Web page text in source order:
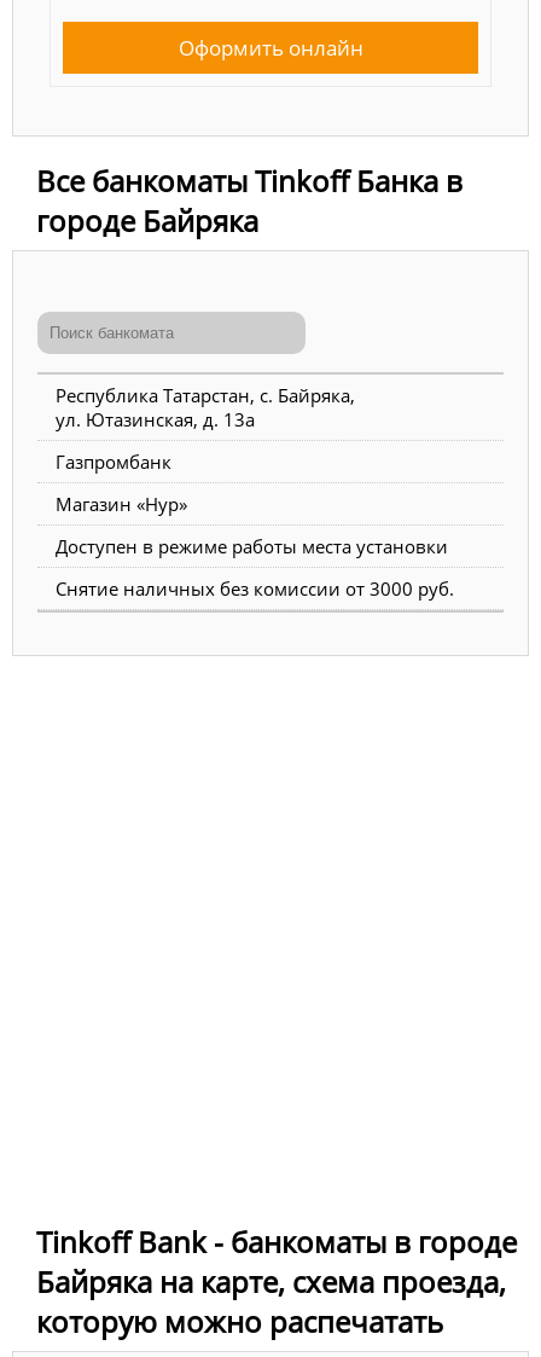
Оформить онлайн
Все банкоматы Tinkoff Банка в
городе Байряка
Республика Татарстан, с. Байряка,
ул. Ютазинская, д. 13а
Газпромбанк
Магазин «Нур»
Доступен в режиме работы места установки
Снятие наличных без комиссии от 3000 руб.
Tinkoff Bank - банкоматы в городе
Байряка на карте, схема проезда,
которую можно распечатать